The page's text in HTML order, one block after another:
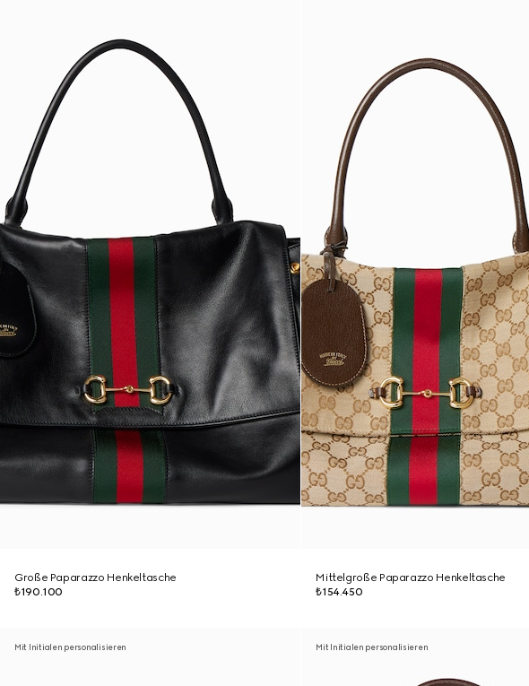
Große Paparazzo Henkeltasche
₺190.100
Mittelgroße Paparazzo Henkeltasche
₺154.450
Mit Initialen personalisieren Mit Initialen personalisieren